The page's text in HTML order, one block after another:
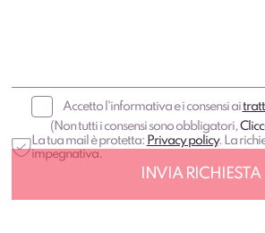
Accetto l'informativa e i consensi ai
(Non tutti i consensi sono obbligatori,
La tua mail è protetta: Privacy policy. La
impegnativa.